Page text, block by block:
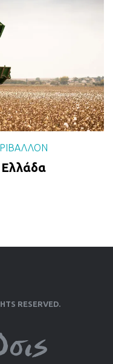
Ελλάδα
RESERVED.